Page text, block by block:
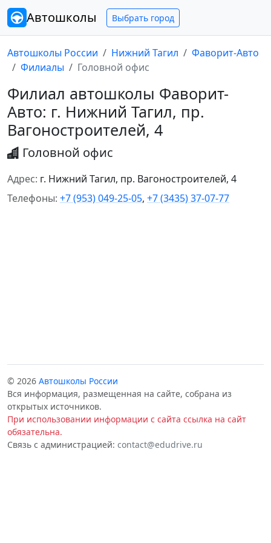
Автошколы Выбрать город
Автошколы России Нижний Тагил
Фаворит-Авто
Филиалы
Головной офис
Филиал автошколы Фаворит-
Авто: г. Нижний Тагил, пр.
Вагоностроителей, 4
Головной офис
Адрес: г. Нижний Тагил, пр. Вагоностроителей, 4
Телефоны: +7 (953) 049-25-05, +7 (3435) 37-07-77
© 2026 Автошколы России
Вся информация, размещенная на сайте, собрана из
открытых источников.
При использовании информации с сайта ссылка на сайт
обязательна.
Связь с администрацией: contact@edudrive.ru